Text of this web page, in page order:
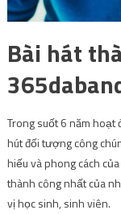
Bài hát
Trong suốt 6 năm
hút đối tượng công
hiếu và phong cách
thành công nhất của
vị học sinh, sinh viên.